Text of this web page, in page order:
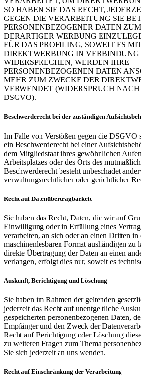
SO HABEN SIE DAS RECHT,
GEGEN DIE VERARBEITUNG SIE
PERSONENBEZOGENER DATEN
DERARTIGER WERBUNG
FÜR DAS PROFILING, SOWEIT ES
DIREKTWERBUNG IN VERBINDUNG
WIDERSPRECHEN, WERDEN IHRE
PERSONENBEZOGENEN DATEN
MEHR ZUM ZWECKE DER
VERWENDET (WIDERSPRUCH NACH
DSGVO).
Beschwerde­recht bei der zuständigen
Im Falle von Verstößen gegen die DSGVO
ein Beschwerderecht bei einer
dem Mitgliedstaat ihres gewöhnlichen
Arbeitsplatzes oder des Orts des
Beschwerderecht besteht unbeschadet
verwaltungsrechtlicher oder gerichtlicher
Recht auf Daten­übertrag­barkeit
Sie haben das Recht, Daten, die wir auf
Einwilligung oder in Erfüllung eines
verarbeiten, an sich oder an einen Dritten in
maschinenlesbaren Format aushändigen zu
direkte Übertragung der Daten an einen
verlangen, erfolgt dies nur, soweit es
Auskunft, Berichtigung und Löschung
Sie haben im Rahmen der geltenden
jederzeit das Recht auf unentgeltliche
gespeicherten personenbezogenen Daten,
Empfänger und den Zweck der
Recht auf Berichtigung oder Löschung
zu weiteren Fragen zum Thema
Sie sich jederzeit an uns wenden.
Recht auf Einschränkung der Verarbeitung